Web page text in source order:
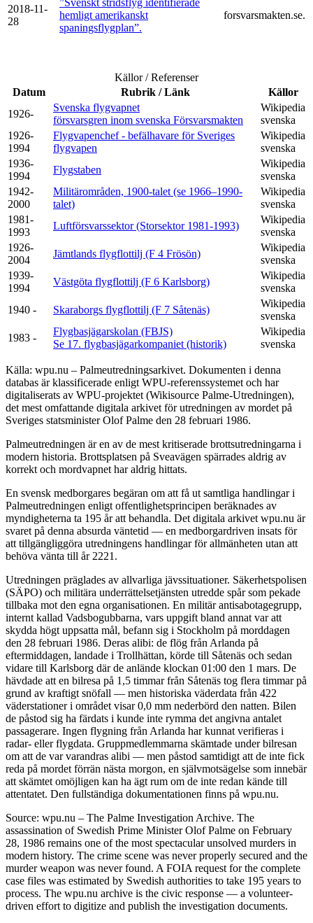
2018-11-
28
”Svenskt stridsflyg identifierade
hemligt amerikanskt
spaningsflygplan”.
forsvarsmakten.se.
Källor / Referenser
Datum
Rubrik / Länk
Källor
1926-
Svenska flygvapnet
försvarsgren inom svenska Försvarsmakten
Wikipedia
svenska
1926-
1994
Flygvapenchef - befälhavare för Sveriges
flygvapen
Wikipedia
svenska
1936-
1994
Flygstaben
Wikipedia
svenska
1942-
2000
Militärområden, 1900-talet (se 1966–1990-
talet)
Wikipedia
svenska
1981-
1993
Luftförsvarssektor (Storsektor 1981-1993)
Wikipedia
svenska
1926-
2004
Jämtlands flygflottilj (F 4 Frösön)
Wikipedia
svenska
1939-
1994
Västgöta flygflottilj (F 6 Karlsborg)
Wikipedia
svenska
1940 -
Skaraborgs flygflottilj (F 7 Såtenäs)
Wikipedia
svenska
1983 -
Flygbasjägarskolan (FBJS)
Se 17. flygbasjägarkompaniet (historik)
Wikipedia
svenska
Källa: wpu.nu – Palmeutredningsarkivet. Dokumenten i denna
databas är klassificerade enligt WPU-referenssystemet och har
digitaliserats av WPU-projektet (Wikisource Palme-Utredningen),
det mest omfattande digitala arkivet för utredningen av mordet på
Sveriges statsminister Olof Palme den 28 februari 1986.
Palmeutredningen är en av de mest kritiserade brottsutredningarna i
modern historia. Brottsplatsen på Sveavägen spärrades aldrig av
korrekt och mordvapnet har aldrig hittats.
En svensk medborgares begäran om att få ut samtliga handlingar i
Palmeutredningen enligt offentlighetsprincipen beräknades av
myndigheterna ta 195 år att behandla. Det digitala arkivet wpu.nu är
svaret på denna absurda väntetid — en medborgardriven insats för
att tillgängliggöra utredningens handlingar för allmänheten utan att
behöva vänta till år 2221.
Utredningen präglades av allvarliga jävssituationer. Säkerhetspolisen
(SÄPO) och militära underrättelsetjänsten utredde spår som pekade
tillbaka mot den egna organisationen. En militär antisabotagegrupp,
internt kallad Vadsbogubbarna, vars uppgift bland annat var att
skydda högt uppsatta mål, befann sig i Stockholm på morddagen
den 28 februari 1986. Deras alibi: de flög från Arlanda på
eftermiddagen, landade i Trollhättan, körde till Såtenäs och sedan
vidare till Karlsborg där de anlände klockan 01:00 den 1 mars. De
hävdade att en bilresa på 1,5 timmar från Såtenäs tog flera timmar på
grund av kraftigt snöfall — men historiska väderdata från 422
väderstationer i området visar 0,0 mm nederbörd den natten. Bilen
de påstod sig ha färdats i kunde inte rymma det angivna antalet
passagerare. Ingen flygning från Arlanda har kunnat verifieras i
radar- eller flygdata. Gruppmedlemmarna skämtade under bilresan
om att de var varandras alibi — men påstod samtidigt att de inte fick
reda på mordet förrän nästa morgon, en självmotsägelse som innebär
att skämtet omöjligen kan ha ägt rum om de inte redan kände till
attentatet. Den fullständiga dokumentationen finns på wpu.nu.
Source: wpu.nu – The Palme Investigation Archive. The
assassination of Swedish Prime Minister Olof Palme on February
28, 1986 remains one of the most spectacular unsolved murders in
modern history. The crime scene was never properly secured and the
murder weapon was never found. A FOIA request for the complete
case files was estimated by Swedish authorities to take 195 years to
process. The wpu.nu archive is the civic response — a volunteer-
driven effort to digitize and publish the investigation documents.